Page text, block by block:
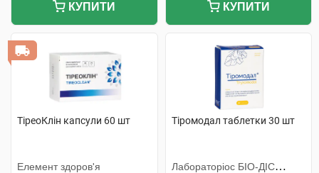
КУПИТИ КУПИТИ
ТіреоКлін капсули 60 шт
Елемент здоров'я
Тіромодал таблетки 30 шт
Лабораторiос БIО-ДIС